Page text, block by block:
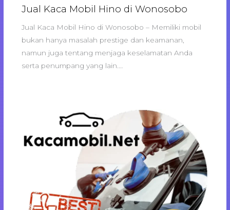
Jual Kaca Mobil Hino di Wonosobo
Jual Kaca Mobil Hino di Wonosobo – Memiliki mobil
bukan hanya masalah prestige dan keamanan,
namun juga tentang menjaga keselamatan Anda
serta penumpang yang lain.…